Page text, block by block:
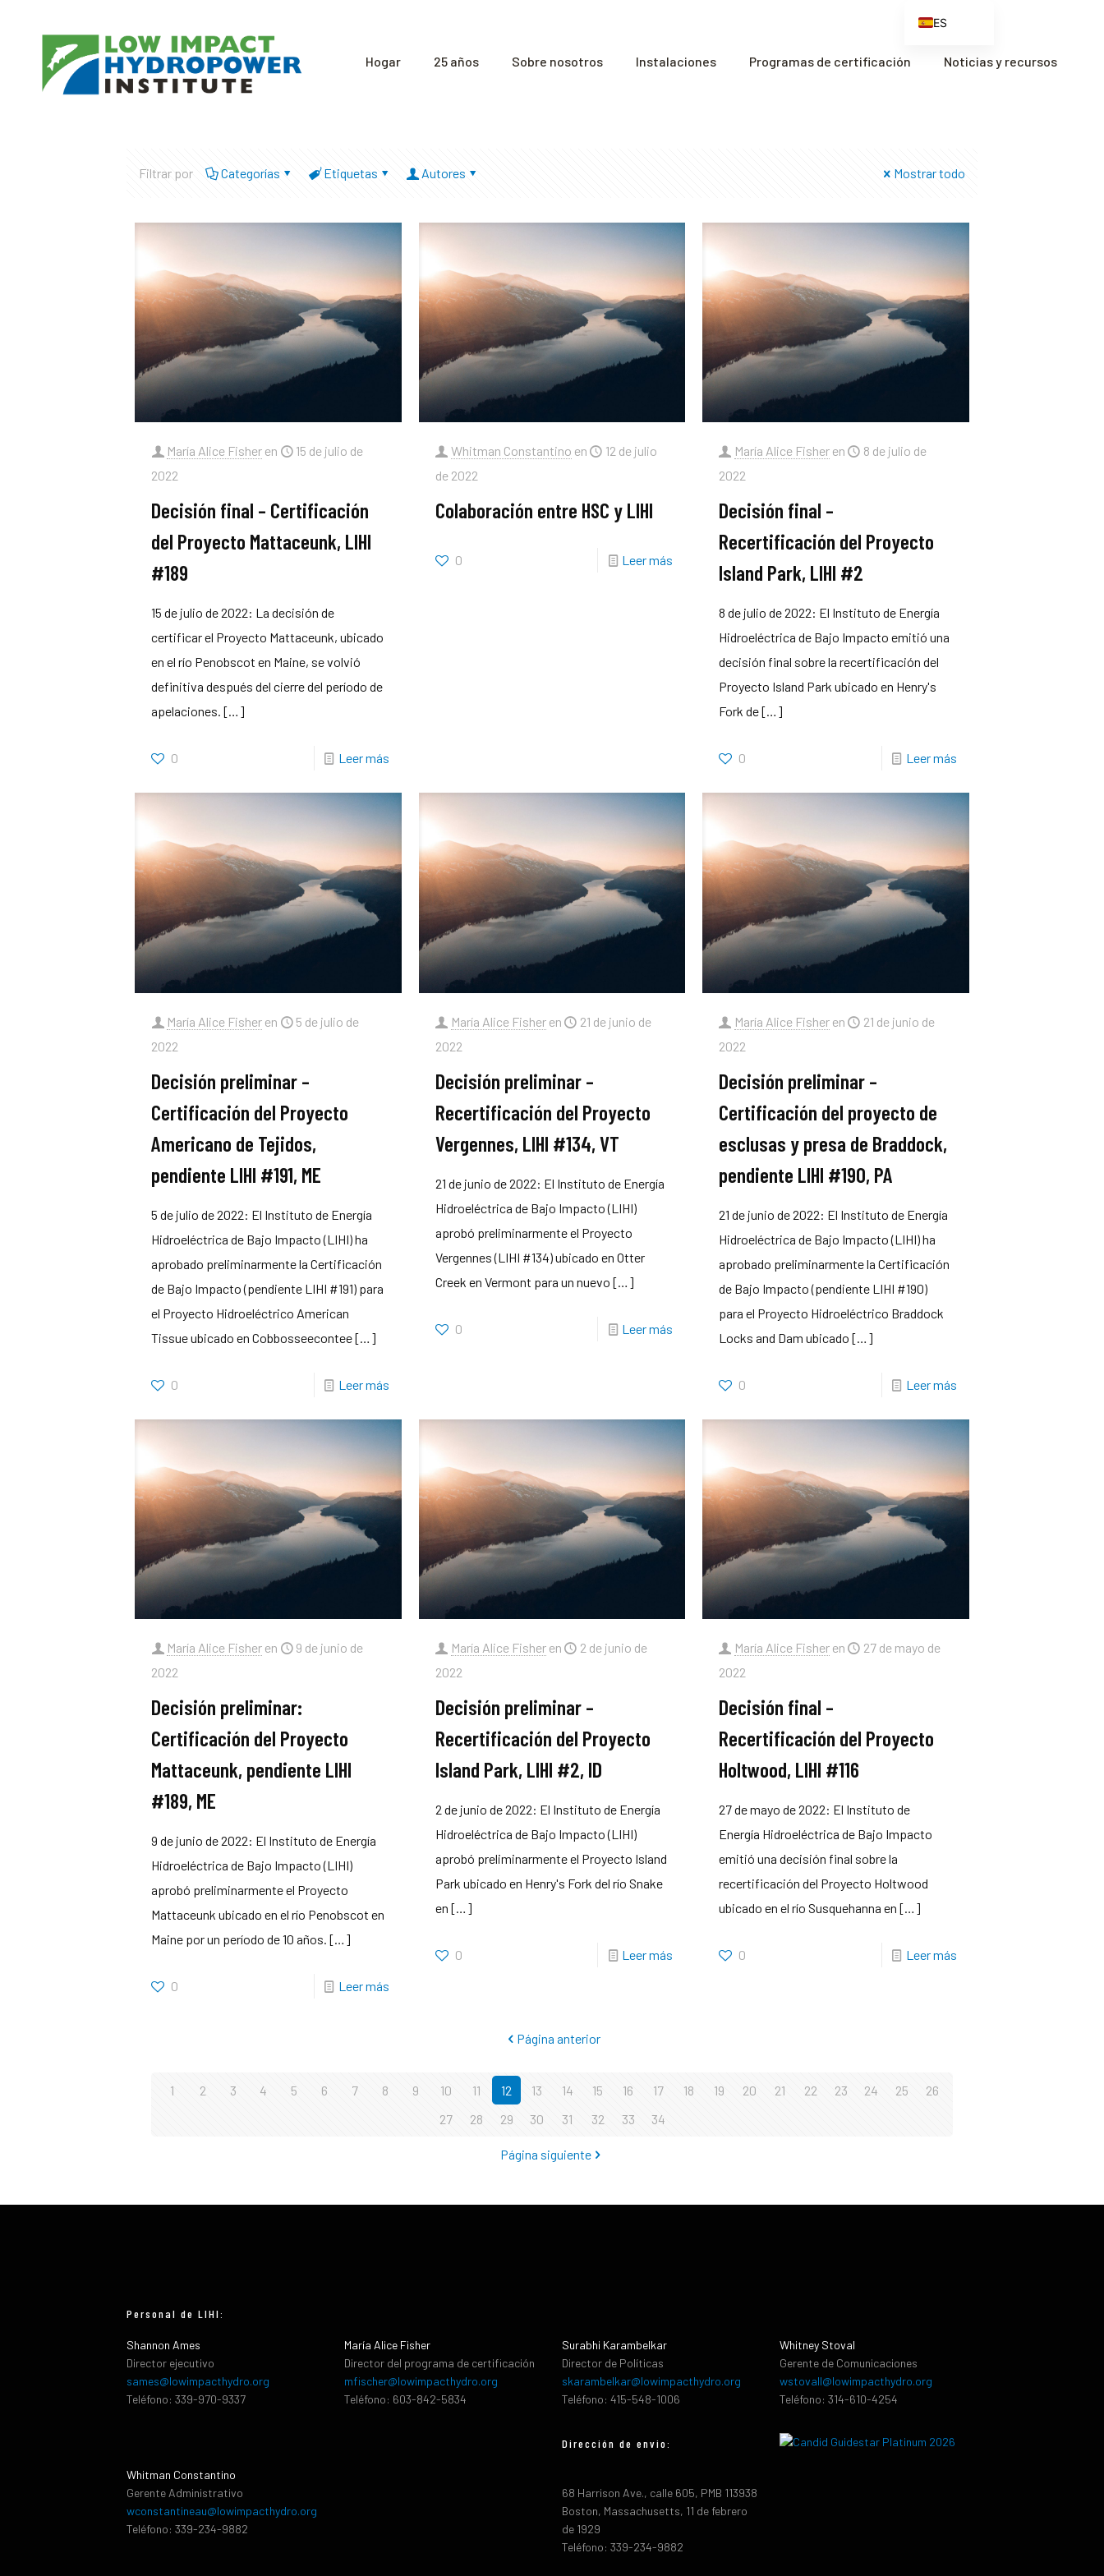
Hogar 25 años Sobre nosotros Instalaciones Programas de certificación Noticias y recursos
Filtrar por Categorías Etiquetas Autores Mostrar todo
María Alice Fisher en
15 de julio de
2022
Decisión final – Certificación
del Proyecto Mattaceunk, LIHI
#189
15 de julio de 2022: La decisión de
certificar el Proyecto Mattaceunk, ubicado
en el río Penobscot en Maine, se volvió
definitiva después del cierre del período de
apelaciones. […]
0 Leer más
Whitman Constantino en
12 de julio
de 2022
Colaboración entre HSC y LIHI
0 Leer más
María Alice Fisher en
8 de julio de
2022
Decisión final –
Recertificación del Proyecto
Island Park, LIHI #2
8 de julio de 2022: El Instituto de Energía
Hidroeléctrica de Bajo Impacto emitió una
decisión final sobre la recertificación del
Proyecto Island Park ubicado en Henry's
Fork de[…]
0 Leer más
María Alice Fisher en
5 de julio de
2022
Decisión preliminar –
Certificación del Proyecto
Americano de Tejidos,
pendiente LIHI #191, ME
5 de julio de 2022: El Instituto de Energía
Hidroeléctrica de Bajo Impacto (LIHI) ha
aprobado preliminarmente la Certificación
de Bajo Impacto (pendiente LIHI #191) para
el Proyecto Hidroeléctrico American
Tissue ubicado en Cobbosseecontee[…]
0 Leer más
María Alice Fisher en
21 de junio de
2022
Decisión preliminar –
Recertificación del Proyecto
Vergennes, LIHI #134, VT
21 de junio de 2022: El Instituto de Energía
Hidroeléctrica de Bajo Impacto (LIHI)
aprobó preliminarmente el Proyecto
Vergennes (LIHI #134) ubicado en Otter
Creek en Vermont para un nuevo […]
0 Leer más
María Alice Fisher en
21 de junio de
2022
Decisión preliminar –
Certificación del proyecto de
esclusas y presa de Braddock,
pendiente LIHI #190, PA
21 de junio de 2022: El Instituto de Energía
Hidroeléctrica de Bajo Impacto (LIHI) ha
aprobado preliminarmente la Certificación
de Bajo Impacto (pendiente LIHI #190)
para el Proyecto Hidroeléctrico Braddock
Locks and Dam ubicado […]
0 Leer más
María Alice Fisher en
9 de junio de
2022
Decisión preliminar:
Certificación del Proyecto
Mattaceunk, pendiente LIHI
#189, ME
9 de junio de 2022: El Instituto de Energía
Hidroeléctrica de Bajo Impacto (LIHI)
aprobó preliminarmente el Proyecto
Mattaceunk ubicado en el río Penobscot en
Maine por un período de 10 años. […]
0 Leer más
María Alice Fisher en
2 de junio de
2022
Decisión preliminar –
Recertificación del Proyecto
Island Park, LIHI #2, ID
2 de junio de 2022: El Instituto de Energía
Hidroeléctrica de Bajo Impacto (LIHI)
aprobó preliminarmente el Proyecto Island
Park ubicado en Henry's Fork del río Snake
en […]
0 Leer más
María Alice Fisher en
27 de mayo de
2022
Decisión final –
Recertificación del Proyecto
Holtwood, LIHI #116
27 de mayo de 2022: El Instituto de
Energía Hidroeléctrica de Bajo Impacto
emitió una decisión final sobre la
recertificación del Proyecto Holtwood
ubicado en el río Susquehanna en […]
0 Leer más
Página anterior
1 2 3 4 5 6 7 8 9 10 11 12 13 14 15 16 17 18 19 20 21 22 23 24 25
26
27
28 29 30 31 32 33 34
Página siguiente
Personal de LIHI:
Shannon Ames
Director ejecutivo
sames@lowimpacthydro.org
Teléfono: 339-970-9337
Whitman Constantino
Gerente Administrativo
wconstantineau@lowimpacthydro.org
Teléfono: 339-234-9882
María Alice Fisher
Director del programa de certificación
mfischer@lowimpacthydro.org
Teléfono: 603-842-5834
Surabhi Karambelkar
Director de Políticas
skarambelkar@lowimpacthydro.org
Teléfono: 415-548-1006
Dirección de envio:
68 Harrison Ave., calle 605, PMB 113938
Boston, Massachusetts, 11 de febrero
de 1929
Teléfono: 339-234-9882
Whitney Stoval
Gerente de Comunicaciones
wstovall@lowimpacthydro.org
Teléfono: 314-610-4254
ES